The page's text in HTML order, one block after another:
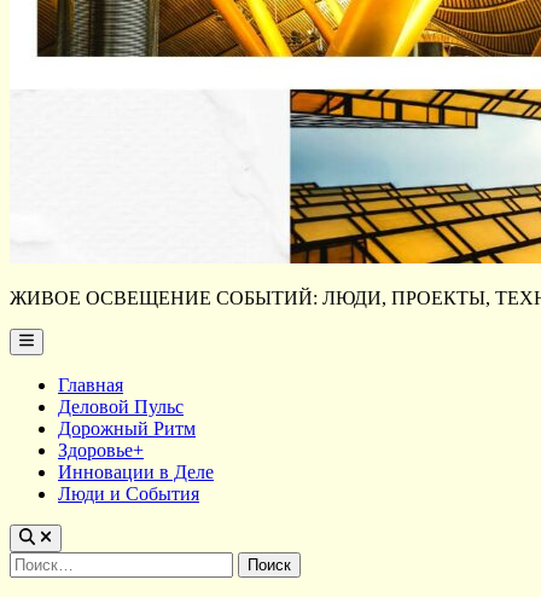
ЖИВОЕ ОСВЕЩЕНИЕ СОБЫТИЙ: ЛЮДИ, ПРОЕКТЫ,
Main
Menu
Главная
Деловой Пульс
Дорожный Ритм
Здоровье+
Инновации в Деле
Люди и События
Найти: